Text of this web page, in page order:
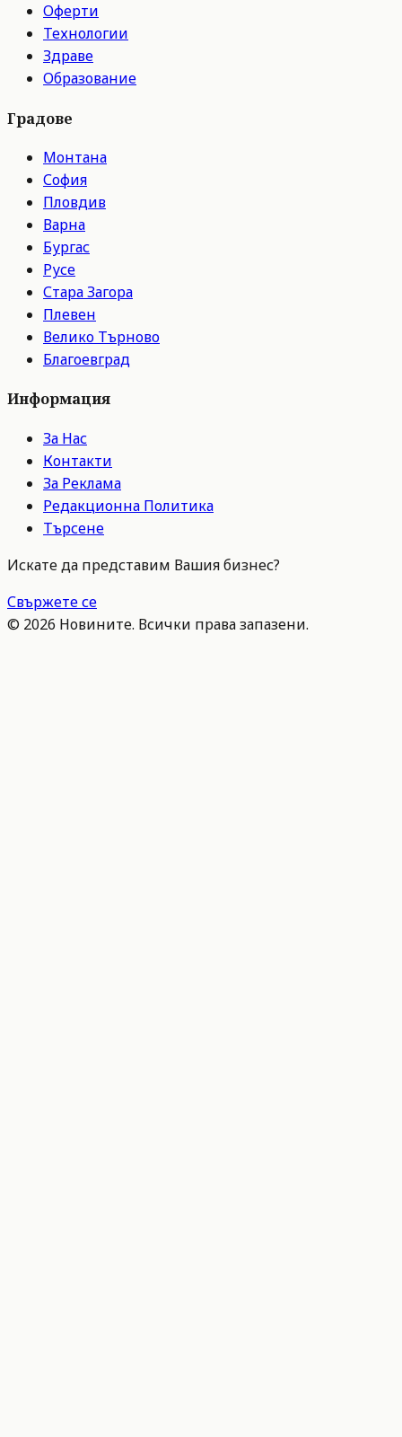
Оферти
Технологии
Здраве
Образование
Градове
Монтана
София
Пловдив
Варна
Бургас
Русе
Стара Загора
Плевен
Велико Търново
Благоевград
Информация
За Нас
Контакти
За Реклама
Редакционна Политика
Търсене
Искате да представим Вашия бизнес?
Свържете се
© 2026 Новините. Всички права запазени.